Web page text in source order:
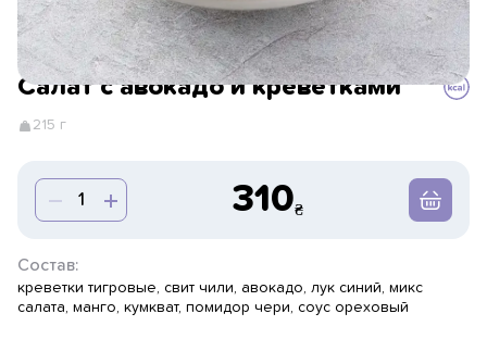
Салат с авокадо и креветками
215 г
310
Состав:
креветки тигровые, свит чили, авокадо, лук синий, микс
салата, манго, кумкват, помидор чери, соус ореховый